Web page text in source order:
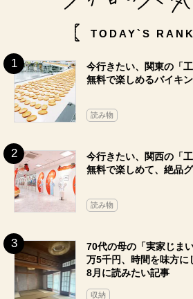
TODAY`S
今行きたい、関東の「
無料で楽しめるバイキ
読み物
今行きたい、関西の「
無料で楽しめて、絶品
読み物
70代の母の「実家じま
万5千円、時間を味方に
8月に読みたい記事
収納